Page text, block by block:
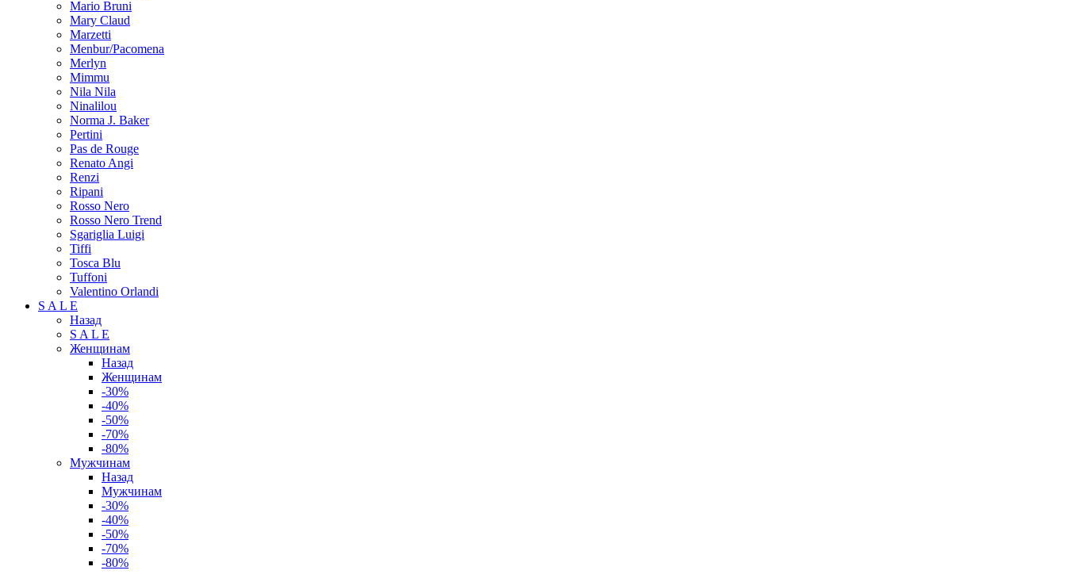
Mario Bruni
Mary Claud
Marzetti
Menbur/Pacomena
Merlyn
Mimmu
Nila Nila
Ninalilou
Norma J. Baker
Pertini
Pas de Rouge
Renato Angi
Renzi
Ripani
Rosso Nero
Rosso Nero Trend
Sgariglia Luigi
Tiffi
Tosca Blu
Tuffoni
Valentino Orlandi
S A L E
Назад
S A L E
Женщинам
Назад
Женщинам
-30%
-40%
-50%
-70%
-80%
Мужчинам
Назад
Мужчинам
-30%
-40%
-50%
-70%
-80%